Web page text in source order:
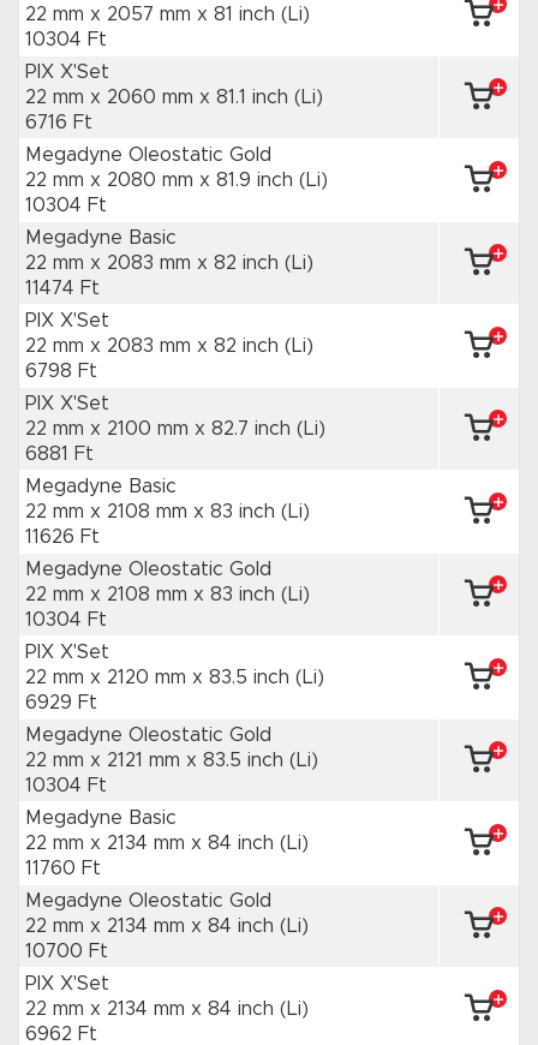
22 mm x 2057 mm x 81 inch (Li)
10304 Ft
PIX X'Set
22 mm x 2060 mm x 81.1 inch (Li)
6716 Ft
Megadyne Oleostatic Gold
22 mm x 2080 mm x 81.9 inch (Li)
10304 Ft
Megadyne Basic
22 mm x 2083 mm x 82 inch (Li)
11474 Ft
PIX X'Set
22 mm x 2083 mm x 82 inch (Li)
6798 Ft
PIX X'Set
22 mm x 2100 mm x 82.7 inch (Li)
6881 Ft
Megadyne Basic
22 mm x 2108 mm x 83 inch (Li)
11626 Ft
Megadyne Oleostatic Gold
22 mm x 2108 mm x 83 inch (Li)
10304 Ft
PIX X'Set
22 mm x 2120 mm x 83.5 inch (Li)
6929 Ft
Megadyne Oleostatic Gold
22 mm x 2121 mm x 83.5 inch (Li)
10304 Ft
Megadyne Basic
22 mm x 2134 mm x 84 inch (Li)
11760 Ft
Megadyne Oleostatic Gold
22 mm x 2134 mm x 84 inch (Li)
10700 Ft
PIX X'Set
22 mm x 2134 mm x 84 inch (Li)
6962 Ft